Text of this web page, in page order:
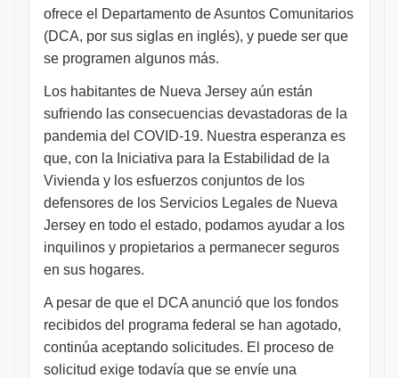
ofrece el Departamento de Asuntos Comunitarios
(DCA, por sus siglas en inglés), y puede ser que
se programen algunos más.
Los habitantes de Nueva Jersey aún están
sufriendo las consecuencias devastadoras de la
pandemia del COVID-19. Nuestra esperanza es
que, con la Iniciativa para la Estabilidad de la
Vivienda y los esfuerzos conjuntos de los
defensores de los Servicios Legales de Nueva
Jersey en todo el estado, podamos ayudar a los
inquilinos y propietarios a permanecer seguros
en sus hogares.
A pesar de que el DCA anunció que los fondos
recibidos del programa federal se han agotado,
continúa aceptando solicitudes. El proceso de
solicitud exige todavía que se envíe una